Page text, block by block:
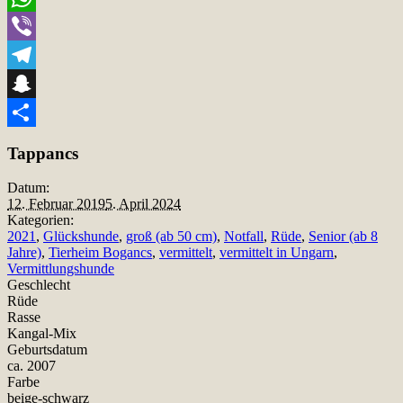
WhatsApp
Viber
Telegram
Snapchat
Tappancs
Datum:
12. Februar 20195. April 2024
Kategorien:
2021 , Glückshunde, groß (ab 50 cm), Notfall, Rüde, Senior (ab 8
Jahre), Tierheim Bogancs, vermittelt, vermittelt in Ungarn,
Vermittlungshunde
Geschlecht
Rüde
Rasse
Kangal-Mix
Geburtsdatum
ca. 2007
Farbe
beige-schwarz